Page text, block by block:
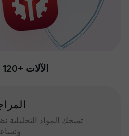
120+ الآلات
تمنحك المواد التحليلية